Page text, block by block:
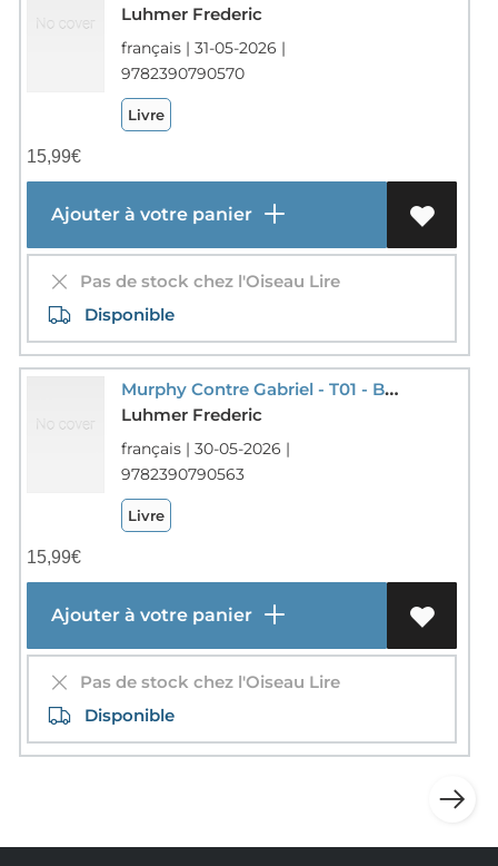
Luhmer Frederic
français | 31-05-2026 |
9782390790570
Livre
15,99€
Ajouter à votre panier
Pas de stock chez l'Oiseau Lire
Disponible
Murphy Contre Gabriel - T01 - Bd La Loi De Murphy Pour Enfant Expliquee Avec Humour - Murphy Contre
Luhmer Frederic
français | 30-05-2026 |
9782390790563
Livre
15,99€
Ajouter à votre panier
Pas de stock chez l'Oiseau Lire
Disponible